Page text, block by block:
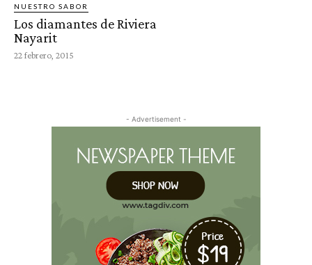
NUESTRO SABOR
Los diamantes de Riviera
Nayarit
22 febrero, 2015
- Advertisement -